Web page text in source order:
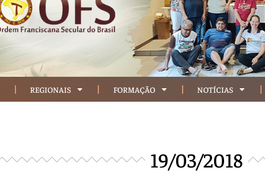
REGIONAIS FORMAÇÃO NOTÍCIAS
19/03/2018